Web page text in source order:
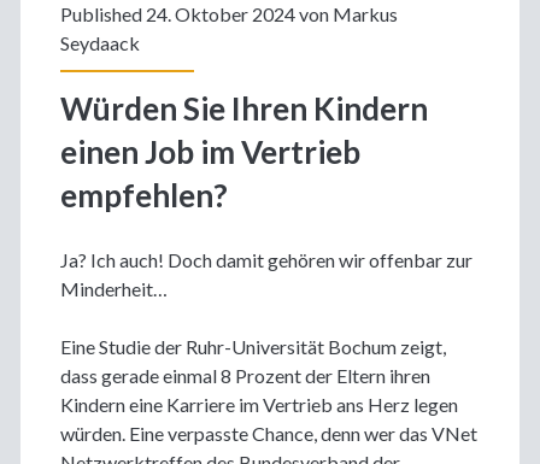
Published 24. Oktober 2024 von Markus
Seydaack
Würden Sie Ihren Kindern
einen Job im Vertrieb
empfehlen?
Ja? Ich auch! Doch damit gehören wir offenbar zur
Minderheit…
Eine Studie der Ruhr-Universität Bochum zeigt,
dass gerade einmal 8 Prozent der Eltern ihren
Kindern eine Karriere im Vertrieb ans Herz legen
würden. Eine verpasste Chance, denn wer das VNet